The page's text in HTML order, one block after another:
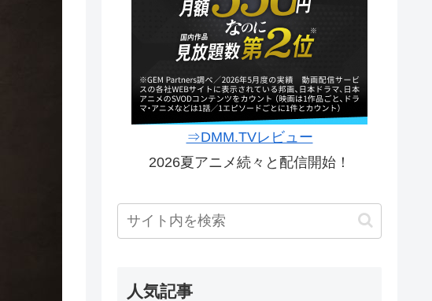
⇒DMM.TVレビュー
2026夏アニメ続々と配信開始！
人気記事